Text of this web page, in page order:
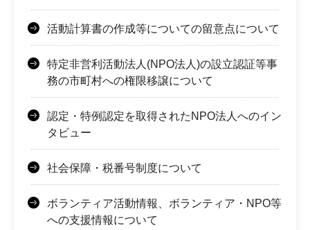
活動計算書の作成等についての留意点について
特定非営利活動法人(NPO法人)の設立認証等事
務の市町村への権限移譲について
認定・特例認定を取得されたNPO法人へのイン
タビュー
社会保障・税番号制度について
ボランティア活動情報、ボランティア・NPO等
への支援情報について